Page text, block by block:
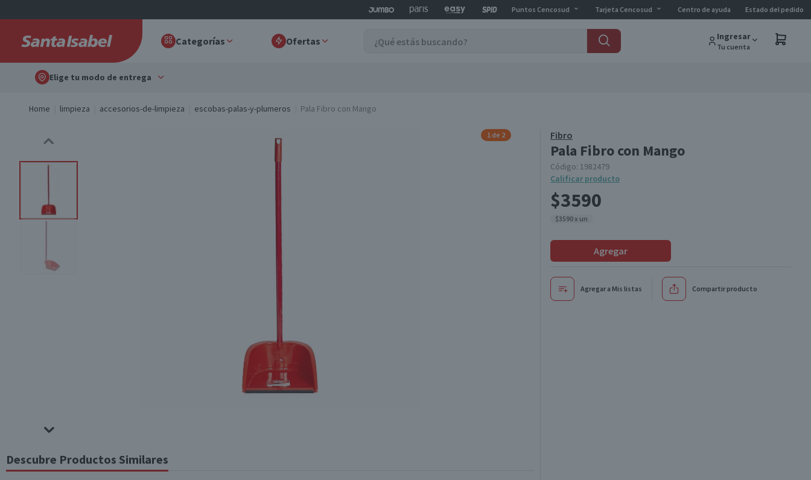
Puntos Cencosud Tarjeta Cencosud Centro de ayuda Estado del pedido
Categorías Ofertas Ingresar
Tu cuenta
Elige tu modo de entrega
Home limpieza accesorios-de-limpieza escobas-palas-y-plumeros Pala Fibro con Mango
Fibro
Pala Fibro con Mango
Código: 1982479
Calificar producto
$3590
$3590 x un
Agregar
Agregar a Mis listas Compartir producto
1 de 2
Descubre Productos Similares